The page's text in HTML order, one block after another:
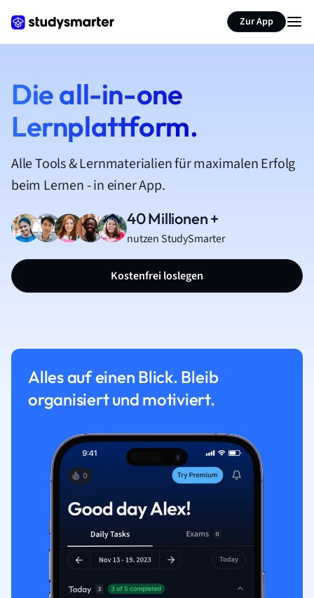
Zur App
Die all-in-one
Lernplattform.
Alle Tools & Lernmaterialien für maximalen Erfolg
beim Lernen - in einer App.
40 Millionen +
nutzen StudySmarter
Kostenfrei loslegen
Alles auf einen Blick. Bleib
organisiert und motiviert.